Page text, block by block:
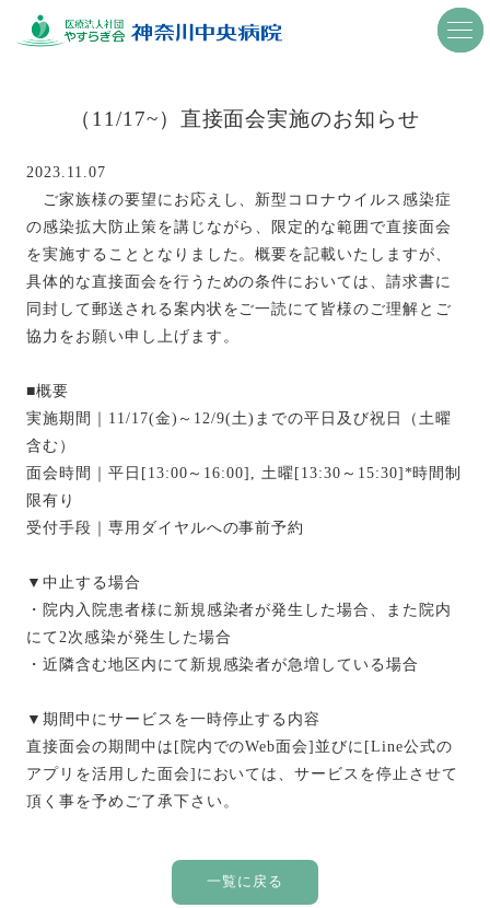
（11/17~）直接面会実施のお知らせ
2023.11.07
ご家族様の要望にお応えし、新型コロナウイルス感染症
の感染拡大防止策を講じながら、限定的な範囲で直接面会
を実施することとなりました。概要を記載いたしますが、
具体的な直接面会を行うための条件においては、請求書に
同封して郵送される案内状をご一読にて皆様のご理解とご
協力をお願い申し上げます。
■概要
実施期間｜11/17(金)～12/9(土)までの平日及び祝日（土曜
含む）
面会時間｜平日[13:00～16:00], 土曜[13:30～15:30]*時間制
限有り
受付手段｜専用ダイヤルへの事前予約
▼中止する場合
・院内入院患者様に新規感染者が発生した場合、また院内
にて2次感染が発生した場合
・近隣含む地区内にて新規感染者が急増している場合
▼期間中にサービスを一時停止する内容
直接面会の期間中は[院内でのWeb面会]並びに[Line公式の
アプリを活用した面会]においては、サービスを停止させて
頂く事を予めご了承下さい。
一覧に戻る